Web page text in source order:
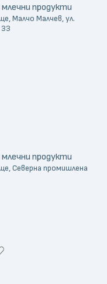
продукти
Малчо Малчев, ул.
продукти
Северна промишлена